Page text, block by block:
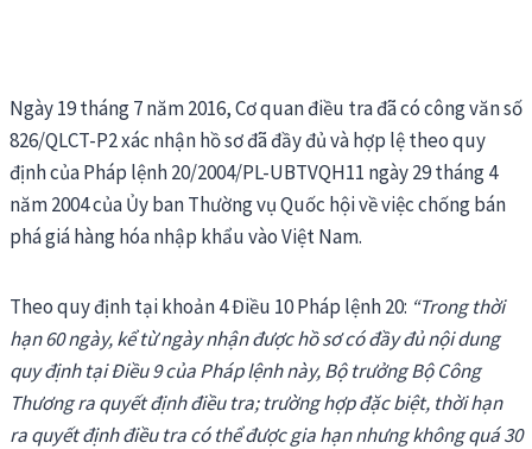
Ngày 19 tháng 7 năm 2016, Cơ quan điều tra đã có công văn số
826/QLCT-P2 xác nhận hồ sơ đã đầy đủ và hợp lệ theo quy
định của Pháp lệnh 20/2004/PL-UBTVQH11 ngày 29 tháng 4
năm 2004 của Ủy ban Thường vụ Quốc hội về việc chống bán
phá giá hàng hóa nhập khẩu vào Việt Nam.
Theo quy định tại khoản 4 Điều 10 Pháp lệnh 20: “Trong thời
hạn 60 ngày, kể từ ngày nhận được hồ sơ có đầy đủ nội dung
quy định tại Điều 9 của Pháp lệnh này, Bộ trưởng Bộ Công
Thương ra quyết định điều tra; trường hợp đặc biệt, thời hạn
ra quyết định điều tra có thể được gia hạn nhưng không quá 30